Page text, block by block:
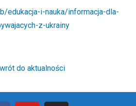
edukacja-i-nauka/informacja-dla-
z-ukrainy
do aktualności